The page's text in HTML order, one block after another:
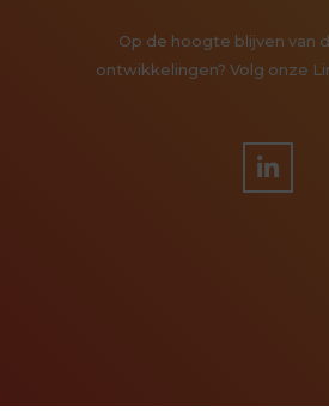
Op de hoogte blijven van
ontwikkelingen? Volg onze